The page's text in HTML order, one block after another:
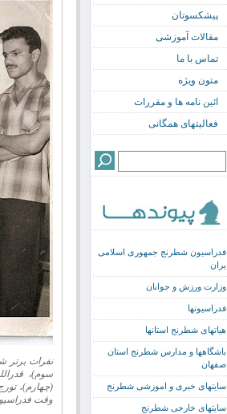
پیشکسوتان
مقالات آموزشی
تماس با ما
متون ویژه
ائین نامه ها و مقررات
فعالیتهای همگانی
فدراسیون شطرنج جمهوری اسلامی
ایران
وزارت ورزش و جوانان
فدراسیونها
هیاتهای شطرنج استانها
باشگاهها و مدارس شطرنج استان
اصفهان
سایتهای خبری و اموزشی شطرنج
سایتهای خارجی شطرنج
نفرات برتر
سوم)،
(چهارم)،
وقت